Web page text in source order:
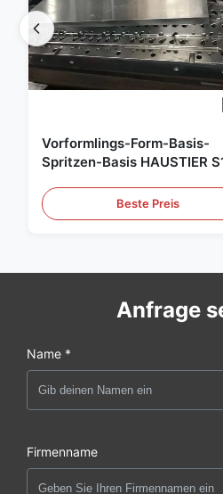
Vorformlings-Form-Basis-
Spritzen-Basis HAUSTIER
Beste Preis
Anfrage
Name *
Firmenname